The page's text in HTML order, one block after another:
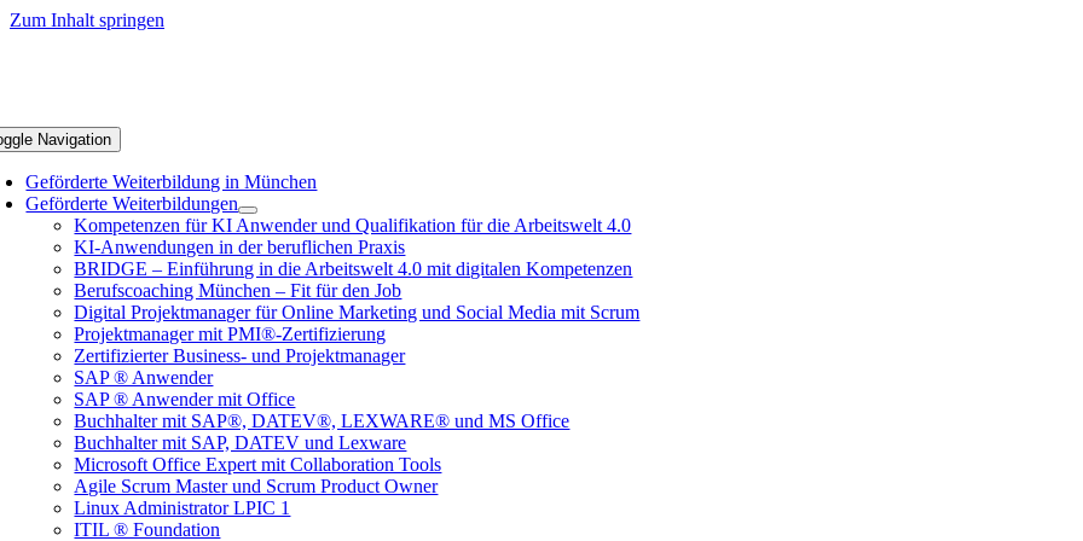
Zum Inhalt springen
Navigation
Geförderte Weiterbildung in München
Geförderte Weiterbildungen
Kompetenzen für KI Anwender und Qualifikation für die Arbeitswelt 4.0
KI-Anwendungen in der beruflichen Praxis
BRIDGE – Einführung in die Arbeitswelt 4.0 mit digitalen Kompetenzen
Berufscoaching München – Fit für den Job
Digital Projektmanager für Online Marketing und Social Media mit Scrum
Projektmanager mit PMI®-Zertifizierung
Zertifizierter Business- und Projektmanager
SAP ® Anwender
SAP ® Anwender mit Office
Buchhalter mit SAP®, DATEV®, LEXWARE® und MS Office
Buchhalter mit SAP, DATEV und Lexware
Microsoft Office Expert mit Collaboration Tools
Agile Scrum Master und Scrum Product Owner
Linux Administrator LPIC 1
ITIL ® Foundation